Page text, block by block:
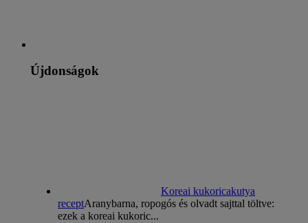
Újdonságok
Koreai kukoricakutya
receptAranybarna, ropogós és olvadt sajttal töltve:
ezek a koreai kukoric...